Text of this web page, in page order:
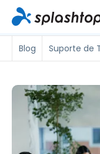
Blog Suporte de